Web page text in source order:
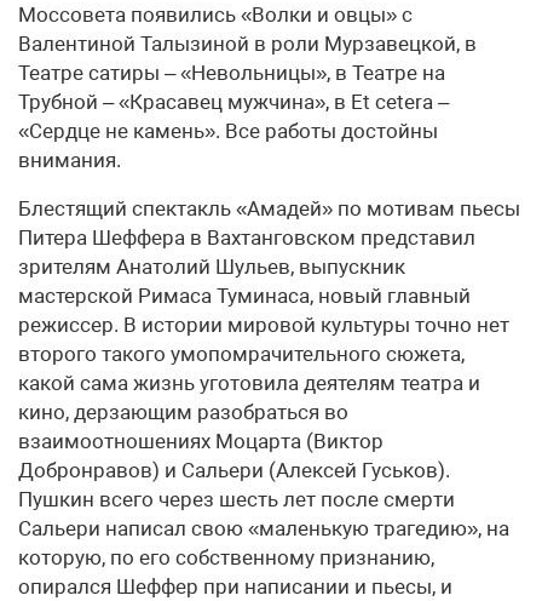
Моссовета появились «Волки и овцы» с
Валентиной Талызиной в роли Мурзавецкой, в
Театре сатиры – «Невольницы», в Театре на
Трубной – «Красавец мужчина», в Et cetera –
«Сердце не камень». Все работы достойны
внимания.
Блестящий спектакль «Амадей» по мотивам пьесы
Питера Шеффера в Вахтанговском представил
зрителям Анатолий Шульев, выпускник
мастерской Римаса Туминаса, новый главный
режиссер. В истории мировой культуры точно нет
второго такого умопомрачительного сюжета,
какой сама жизнь уготовила деятелям театра и
кино, дерзающим разобраться во
взаимоотношениях Моцарта (Виктор
Добронравов) и Сальери (Алексей Гуськов).
Пушкин всего через шесть лет после смерти
Сальери написал свою «маленькую трагедию», на
которую, по его собственному признанию,
опирался Шеффер при написании и пьесы, и